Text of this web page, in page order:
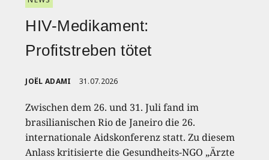
HIV-Medikament:
Profitstreben tötet
JOËL ADAMI 31.07.2026
Zwischen dem 26. und 31. Juli fand im
brasilianischen Rio de Janeiro die 26.
internationale Aidskonferenz statt. Zu diesem
Anlass kritisierte die Gesundheits-NGO „Ärzte